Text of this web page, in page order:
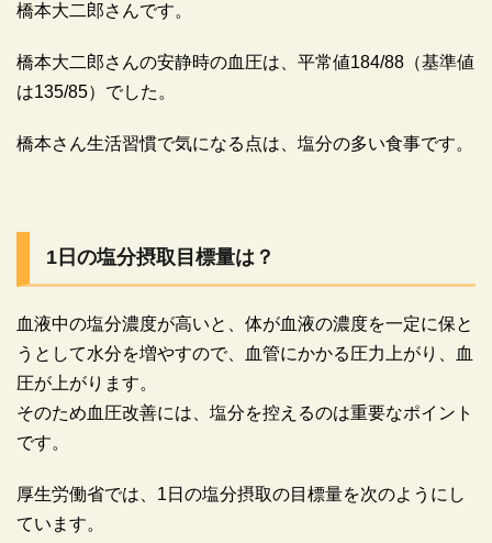
橋本大二郎さんです。
橋本大二郎さんの安静時の血圧は、平常値184/88（基準値
は135/85）でした。
橋本さん生活習慣で気になる点は、塩分の多い食事です。
1日の塩分摂取目標量は？
血液中の塩分濃度が高いと、体が血液の濃度を一定に保と
うとして水分を増やすので、血管にかかる圧力上がり、血
圧が上がります。
そのため血圧改善には、塩分を控えるのは重要なポイント
です。
厚生労働省では、1日の塩分摂取の目標量を次のようにし
ています。